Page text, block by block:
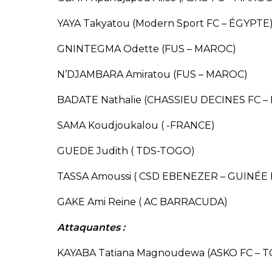
YAYA Takyatou (Modern Sport FC – ÉGYPTE)
GNINTEGMA Odette (FUS – MAROC)
N’DJAMBARA Amiratou (FUS – MAROC)
BADATE Nathalie (CHASSIEU DECINES FC –
SAMA Koudjoukalou ( -FRANCE)
GUEDE Judith ( TDS-TOGO)
TASSA Amoussi ( CSD EBENEZER –
GAKE Ami Reine ( AC BARRACUDA)
Attaquantes :
KAYABA Tatiana Magnoudewa (ASKO FC –